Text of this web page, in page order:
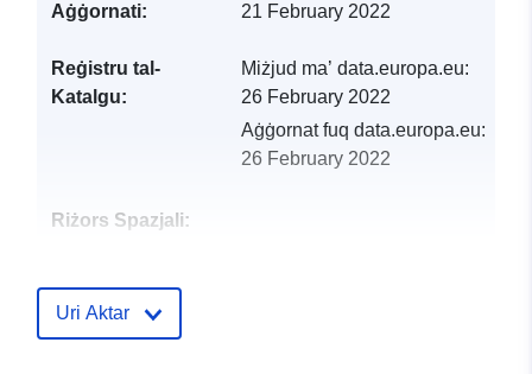
Aġġornati: 21 February 2022
Reġistru tal-
Katalgu:
Miżjud ma’ data.europa.eu:
26 February 2022
Aġġornat fuq data.europa.eu:
26 February 2022
Riżors Spazjali:
Uri Aktar